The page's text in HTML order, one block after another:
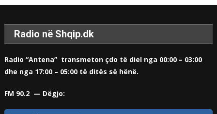
Radio në Shqip.dk
Radio “Antena” transmeton çdo të diel nga 00:00 – 03:00
dhe nga 17:00 – 05:00 të ditës së hënë.
FM 90.2 — Dëgjo: